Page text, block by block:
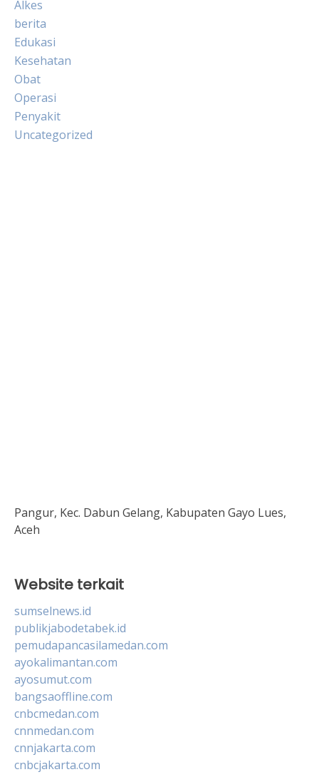
Alkes
berita
Edukasi
Kesehatan
Obat
Operasi
Penyakit
Uncategorized
Pangur, Kec. Dabun Gelang, Kabupaten Gayo Lues,
Aceh
Website terkait
sumselnews.id
publikjabodetabek.id
pemudapancasilamedan.com
ayokalimantan.com
ayosumut.com
bangsaoffline.com
cnbcmedan.com
cnnmedan.com
cnnjakarta.com
cnbcjakarta.com